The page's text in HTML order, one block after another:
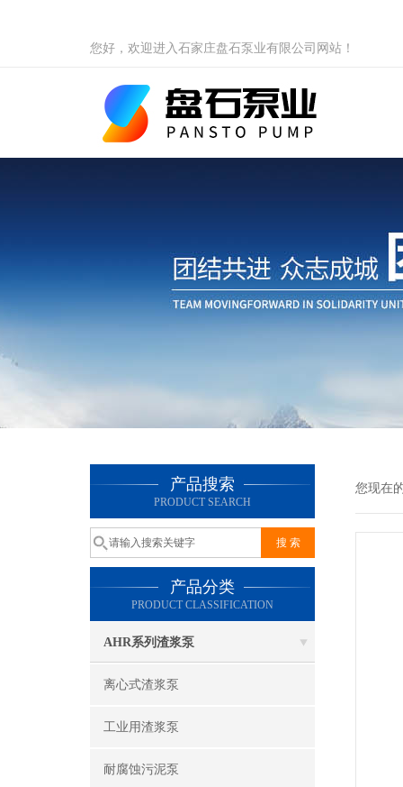
您好，欢迎进入石家庄盘石泵业有限公司网站！
产品搜索
PRODUCT SEARCH
产品分类
PRODUCT CLASSIFICATION
AHR系列渣浆泵
离心式渣浆泵
工业用渣浆泵
耐腐蚀污泥泵
您现在